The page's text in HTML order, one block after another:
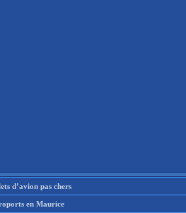
d’avion pas chers
en Maurice